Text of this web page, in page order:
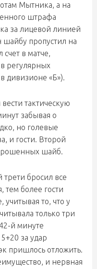
Мытника, а на
штрафа
за лицевой линией
шайбу пропустил на
в матче,
регулярных
дивизионе «Б»).
тактическую
забывая о
но голевые
и гости. Второй
шайб.
трети бросил все
тем более гости
то, что у
только три
й минуте
за удар
пришлось отложить.
и нервная